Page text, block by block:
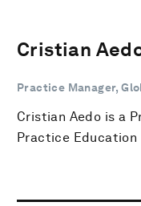
Cristian
Practice Manager,
Cristian Aedo is a
Practice Education